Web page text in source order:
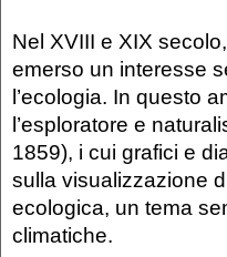
Nel XVIII e XIX
emerso un interesse
l’ecologia. In questo
l’esploratore e
1859), i cui grafici e
sulla visualizzazione
ecologica, un tema
climatiche.